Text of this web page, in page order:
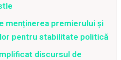
menținerea premierului și
pentru stabilitate politică
discursul de